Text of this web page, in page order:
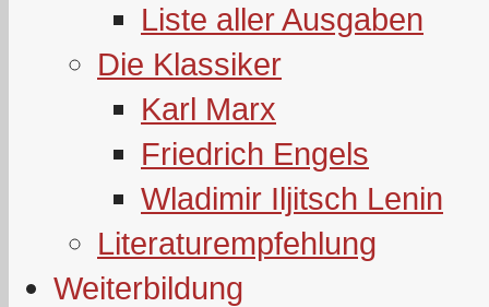
Liste aller Ausgaben
Die Klassiker
Karl Marx
Friedrich Engels
Wladimir Iljitsch Lenin
Literaturempfehlung
Weiterbildung